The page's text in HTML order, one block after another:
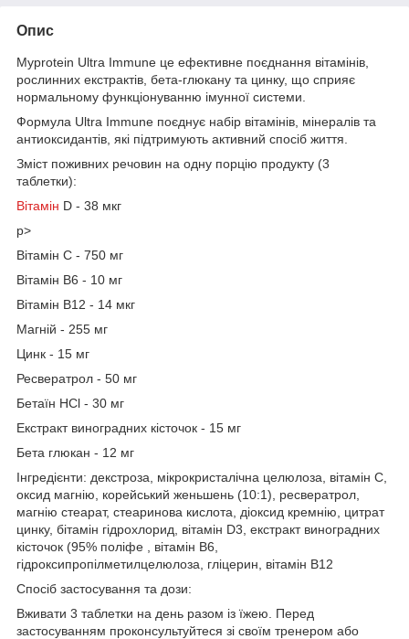
Опис
Myprotein Ultra Immune це ефективне поєднання вітамінів,
рослинних екстрактів, бета-глюкану та цинку, що сприяє
нормальному функціонуванню імунної системи.
Формула Ultra Immune поєднує набір вітамінів, мінералів та
антиоксидантів, які підтримують активний спосіб життя.
Зміст поживних речовин на одну порцію продукту (3
таблетки):
Вітамін D - 38 мкг
p>
Вітамін C - 750 мг
Вітамін B6 - 10 мг
Вітамін B12 - 14 мкг
Магній - 255 мг
Цинк - 15 мг
Ресвератрол - 50 мг
Бетаїн HCl - 30 мг
Екстракт виноградних кісточок - 15 мг
Бета глюкан - 12 мг
Інгредієнти: декстроза, мікрокристалічна целюлоза, вітамін C,
оксид магнію, корейський женьшень (10:1), ресвератрол,
магнію стеарат, стеаринова кислота, діоксид кремнію, цитрат
цинку, бітамін гідрохлорид, вітамін D3, екстракт виноградних
кісточок (95% поліфе , вітамін B6,
гідроксипропілметилцелюлоза, гліцерин, вітамін В12
Спосіб застосування та дози:
Вживати 3 таблетки на день разом із їжею. Перед
застосуванням проконсультуйтеся зі своїм тренером або